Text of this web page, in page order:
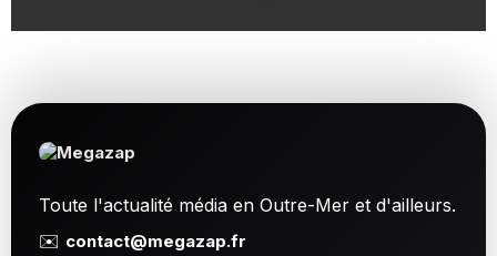
Toute l'actualité média en Outre-Mer et d'ailleurs.
✉️ contact@megazap.fr